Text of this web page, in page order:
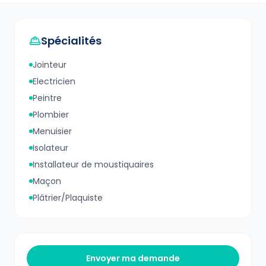
Spécialités
Jointeur
Electricien
Peintre
Plombier
Menuisier
Isolateur
Installateur de moustiquaires
Maçon
Plâtrier/Plaquiste
Envoyer ma demande